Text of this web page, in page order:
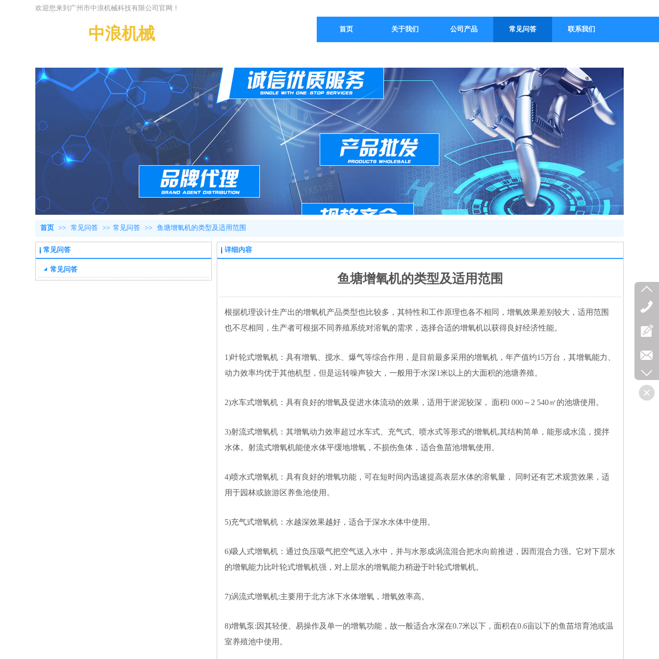
欢迎您来到广州市中浪机械科技有限公司官网！
中浪机械 首页 关于我们 公司产品 常见问答 联系我们
首页 >> 常见问答 >> 常见问答 >> 鱼塘增氧机的类型及适用范围
常见问答
常见问答
详细内容
鱼塘增氧机的类型及适用范围
根据机理设计生产出的增氧机产品类型也比较多，其特性和工作原理也各不相同，增氧效果差别较大，适用范围
也不尽相同，生产者可根据不同养殖系统对溶氧的需求，选择合适的增氧机以获得良好经济性能。
1)叶轮式增氧机：具有增氧、搅水、爆气等综合作用，是目前最多采用的增氧机，年产值约15万台，其增氧能力、
动力效率均优于其他机型，但是运转噪声较大，一般用于水深1米以上的大面积的池塘养殖。
2)水车式增氧机：具有良好的增氧及促进水体流动的效果，适用于淤泥较深， 面积l 000～2 540㎡的池塘使用。
3)射流式增氧机：其增氧动力效率超过水车式、充气式、喷水式等形式的增氧机,其结构简单，能形成水流，搅拌
水体。射流式增氧机能使水体平缓地增氧，不损伤鱼体，适合鱼苗池增氧使用。
4)喷水式增氧机：具有良好的增氧功能，可在短时间内迅速提高表层水体的溶氧量， 同时还有艺术观赏效果，适
用于园林或旅游区养鱼池使用。
5)充气式增氧机：水越深效果越好，适合于深水水体中使用。
6)吸人式增氧机：通过负压吸气把空气送入水中，并与水形成涡流混合把水向前推进，因而混合力强。它对下层水
的增氧能力比叶轮式增氧机强，对上层水的增氧能力稍逊于叶轮式增氧机。
7)涡流式增氧机:主要用于北方冰下水体增氧，增氧效率高。
8)增氧泵:因其轻便、易操作及单一的增氧功能，故一般适合水深在0.7米以下，面积在0.6亩以下的鱼苗培育池或温
室养殖池中使用。